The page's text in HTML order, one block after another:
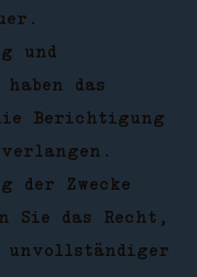
und
das
Berichtigung
der Zwecke
Sie das Recht,
unvollständiger